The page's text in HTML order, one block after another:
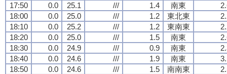
17:50
0.0 25.1 /// 1.4 南東
18:00
0.0 25.0 /// 1.2 東北東
18:10
0.0 25.2 /// 1.2 東南東
18:20
0.0 25.0 /// 1.5 南東
18:30
0.0 24.9 /// 0.9 南東
18:40
0.0 24.6 /// 1.9 南東
18:50
0.0 24.6 /// 1.5 南南東